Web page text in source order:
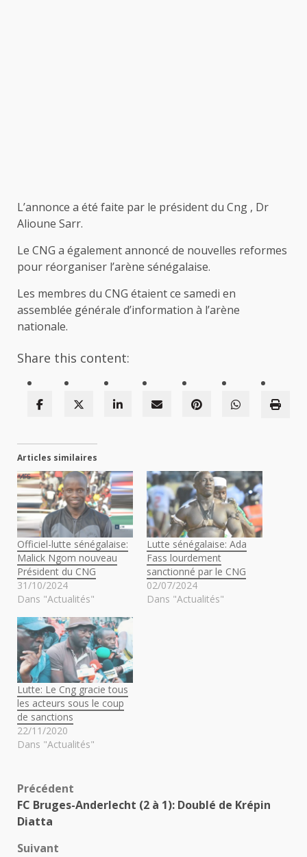
L’annonce a été faite par le président du Cng , Dr
Alioune Sarr.
Le CNG a également annoncé de nouvelles reformes
pour réorganiser l’arène sénégalaise.
Les membres du CNG étaient ce samedi en
assemblée générale d’information à l’arène
nationale.
Share this content:
Articles similaires
Officiel-lutte sénégalaise:
Malick Ngom nouveau
Président du CNG
31/10/2024
Dans "Actualités"
Lutte sénégalaise: Ada
Fass lourdement
sanctionné par le CNG
02/07/2024
Dans "Actualités"
Lutte: Le Cng gracie tous
les acteurs sous le coup
de sanctions
22/11/2020
Dans "Actualités"
Navigation
d’article
Précédent
FC Bruges-Anderlecht (2 à 1): Doublé de Krépin
Diatta
Suivant